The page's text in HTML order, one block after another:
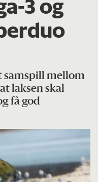
3 og
samspill mellom
laksen skal
få god